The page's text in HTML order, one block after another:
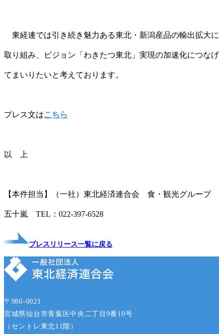
東経連では引き続き魅力ある東北・新潟産品の輸出拡大に
取り組み、ビジョン「わきたつ東北」実現の加速化につなげ
てまいりたいと考えております。
プレス文はこちら
以 上
【本件担当】（一社）東北経済連合会 食・観光グループ
五十嵐 TEL：022-397-6528
プレスリリース一覧に戻る
〒980-0021
宮城県仙台市青葉区中央二丁目9番10号
（セントレ東北11階）